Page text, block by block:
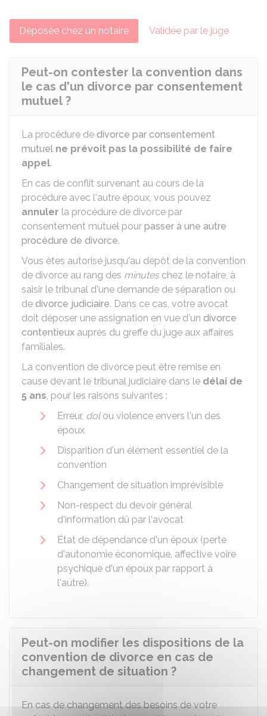
Déposée chez un notaire Validée par le juge
Peut-on contester la convention dans
le cas d'un divorce par consentement
mutuel ?
La procédure de divorce par consentement
mutuel ne prévoit pas la possibilité de faire
appel.
En cas de conflit survenant au cours de la
procédure avec l'autre époux, vous pouvez
annuler la procédure de divorce par
consentement mutuel pour passer à une autre
procédure de divorce.
Vous êtes autorisé jusqu'au dépôt de la convention
de divorce au rang des minuteschez le notaire, à
saisir le tribunal d'une demande de séparation ou
de divorce judiciaire. Dans ce cas, votre avocat
doit déposer une assignation en vue d'un divorce
contentieux auprès du greffe du juge aux affaires
familiales.
La convention de divorce peut être remise en
cause devant le tribunal judiciaire dans le délai de
5 ans, pour les raisons suivantes :
Erreur, dolou violence envers l'un des
époux
Disparition d'un élément essentiel de la
convention
Changement de situation imprévisible
Non-respect du devoir général
d'information dû par l'avocat
État de dépendance d'un époux (perte
d'autonomie économique, affective voire
psychique d'un époux par rapport à
l'autre).
Peut-on modifier les dispositions de la
convention de divorce en cas de
changement de situation ?
En cas de changement des besoins de votre